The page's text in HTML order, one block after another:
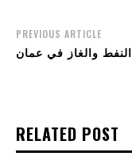
PREVIOUS ARTICLE
النفط والغاز في عمان
RELATED POST